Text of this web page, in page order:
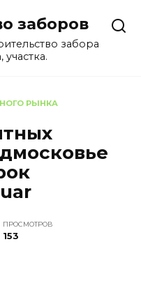
заборов
забора
РЫНКА
ПРОСМОТРОВ
153